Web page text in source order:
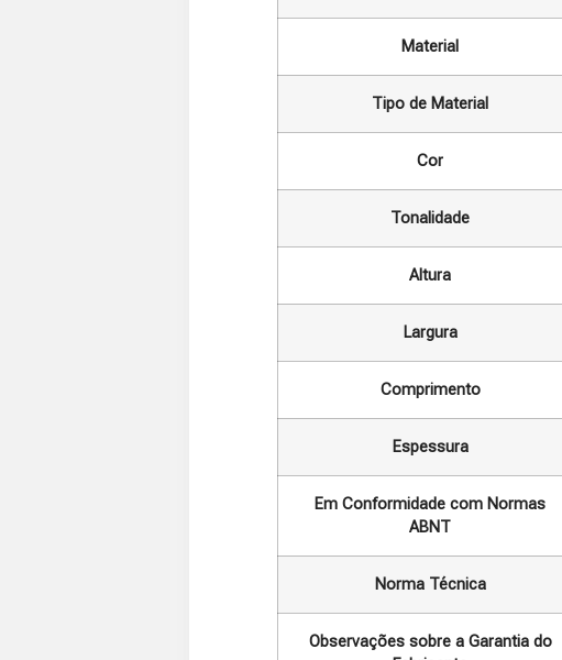
Material
Tipo de Material
Cor
Tonalidade
Altura
Largura
Comprimento
Espessura
Em Conformidade com Normas
ABNT
Norma Técnica
Observações sobre a Garantia do